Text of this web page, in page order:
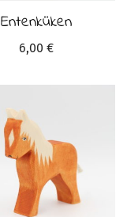
Entenküken
6,00 €